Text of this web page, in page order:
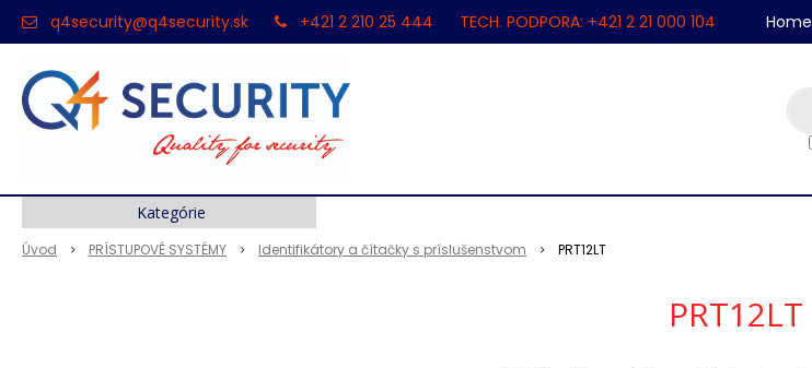
q4security@q4security.sk +421 2 210 25 444 TECH. PODPORA: +421 2 21 000 104 Home
Úvod PRÍSTUPOVÉ SYSTÉMY Identifikátory a čítačky s príslušenstvom PRT12LT
PRT12LT
Kategórie